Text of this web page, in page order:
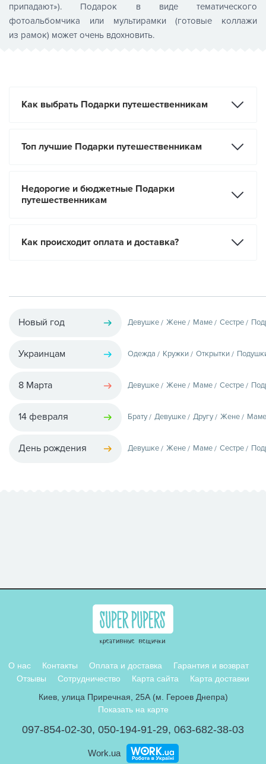
припадают»). Подарок в виде тематического
фотоальбомчика или мультирамки (готовые коллажи
из рамок) может очень вдохновить.
Как выбрать Подарки путешественникам
Топ лучшие Подарки путешественникам
Недорогие и бюджетные Подарки
путешественникам
Как происходит оплата и доставка?
Новый год Девушке Жене Маме Сестре
Украинцам Одежда Кружки Открытки
8 Марта Девушке Жене Маме Сестре
14 февраля Брату Девушке Другу Жене Маме
День рождения Девушке Жене Маме Сестре
О нас Контакты Оплата и доставка
Гарантия и возврат
Отзывы
Сотрудничество Карта сайта
Карта доставки
Киев, улица Приречная, 25А (м. Героев Днепра)
Показать на карте
097-854-02-30, 050-194-91-29, 063-682-38-03
Work.ua